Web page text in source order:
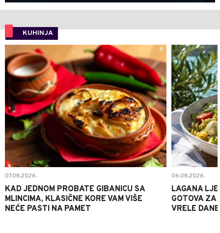
KUHINJA
0
07.08.2026.
KAD JEDNOM PROBATE GIBANICU SA
MLINCIMA, KLASIČNE KORE VAM VIŠE
NEĆE PASTI NA PAMET
06.08.2026.
LAGANA
GOTOVA ZA
VRELE DANE